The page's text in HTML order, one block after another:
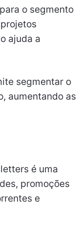
o segmento
ajuda a
segmentar o
aumentando as
é uma
promoções
e